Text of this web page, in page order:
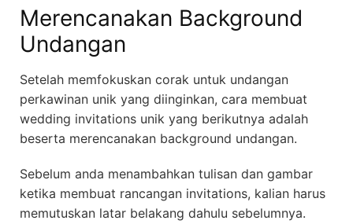
Merencanakan Background
Undangan
Setelah memfokuskan corak untuk undangan
perkawinan unik yang diinginkan, cara membuat
wedding invitations unik yang berikutnya adalah
beserta merencanakan background undangan.
Sebelum anda menambahkan tulisan dan gambar
ketika membuat rancangan invitations, kalian harus
memutuskan latar belakang dahulu sebelumnya.